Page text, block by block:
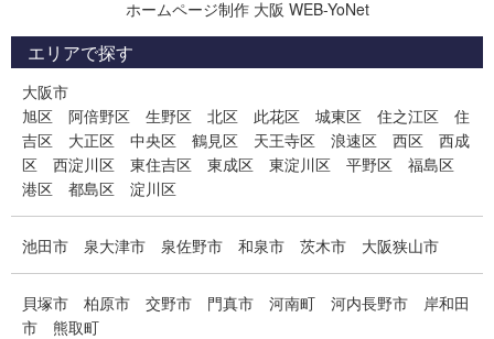
ホームページ制作 大阪 WEB-YoNet
エリアで探す
大阪市
旭区
阿倍野区 生野区 北区 此花区 城東区 住之江区
住
吉区
大正区 中央区 鶴見区 天王寺区 浪速区 西区
西成
区
西淀川区 東住吉区 東成区 東淀川区 平野区
福島区
港区
都島区 淀川区
池田市 泉大津市 泉佐野市 和泉市 茨木市 大阪狭山市
貝塚市 柏原市 交野市 門真市 河南町 河内長野市
岸和田
市
熊取町